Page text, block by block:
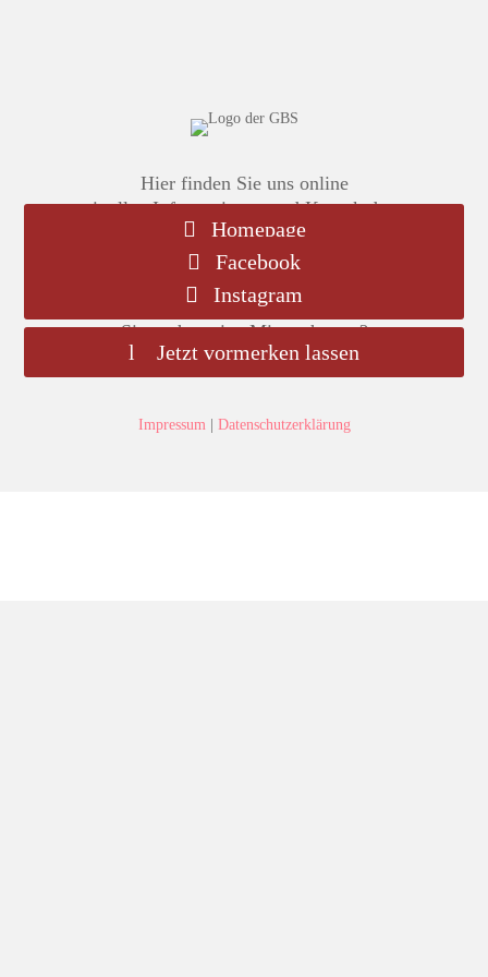
Hier finden Sie uns online
mit allen Informationen und Kontaktdaten
Homepage
Facebook
Instagram
Sie suchen eine Mietwohnung?
Jetzt vormerken lassen
Impressum| Datenschutzerklärung